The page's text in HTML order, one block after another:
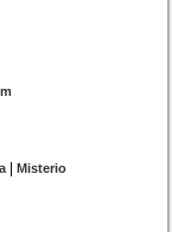
|Misterio